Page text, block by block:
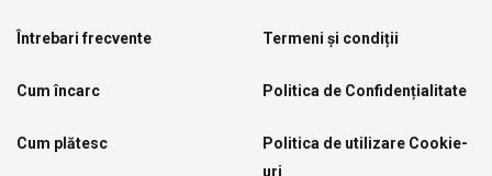
Întrebari frecvente
Cum încarc
Cum plătesc
Termeni și condiții
Politica de Confidențialitate
Politica de utilizare Cookie-
uri